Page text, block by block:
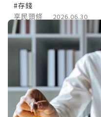
#存錢
享民頭條
2026.06.30